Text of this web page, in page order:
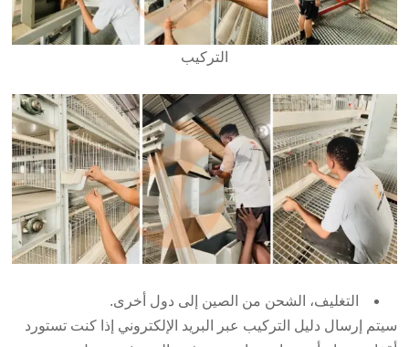
التركيب
التغليف، الشحن من الصين إلى دول أخرى.
سيتم إرسال دليل التركيب عبر البريد الإلكتروني إذا كنت تستورد